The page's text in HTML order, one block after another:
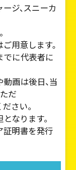
ジ、スニーカ
用意します。
でに代表者に
画は後日、当
だ
さい。
なります。
証明書を発行